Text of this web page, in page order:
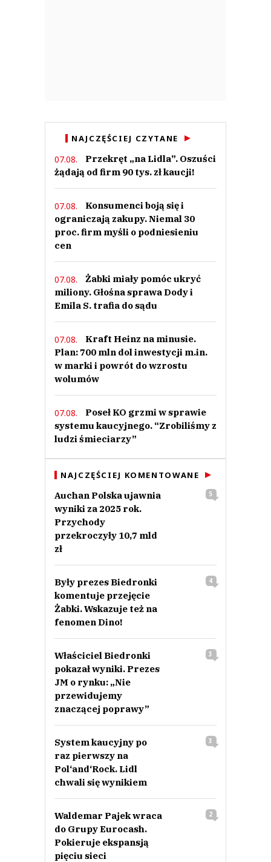
NAJCZĘŚCIEJ CZYTANE
07.08.
Przekręt „na Lidla”. Oszuści
żądają od firm 90 tys. zł kaucji!
07.08.
Konsumenci boją się i
ograniczają zakupy. Niemal 30
proc. firm myśli o podniesieniu
cen
07.08.
Żabki miały pomóc ukryć
miliony. Głośna sprawa Dody i
Emila S. trafia do sądu
07.08.
Kraft Heinz na minusie.
Plan: 700 mln dol inwestycji m.in.
w marki i powrót do wzrostu
wolumów
07.08.
Poseł KO grzmi w sprawie
systemu kaucyjnego. “Zrobiliśmy z
ludzi śmieciarzy”
NAJCZĘŚCIEJ KOMENTOWANE
Auchan Polska ujawnia
wyniki za 2025 rok.
Przychody
przekroczyły 10,7 mld
zł
5
Były prezes Biedronki
komentuje przejęcie
Żabki. Wskazuje też na
fenomen Dino!
4
Właściciel Biedronki
pokazał wyniki. Prezes
JM o rynku: „Nie
przewidujemy
znaczącej poprawy”
3
System kaucyjny po
raz pierwszy na
Pol‘and‘Rock. Lidl
chwali się wynikiem
3
Waldemar Pajek wraca
do Grupy Eurocash.
Pokieruje ekspansją
pięciu sieci
2